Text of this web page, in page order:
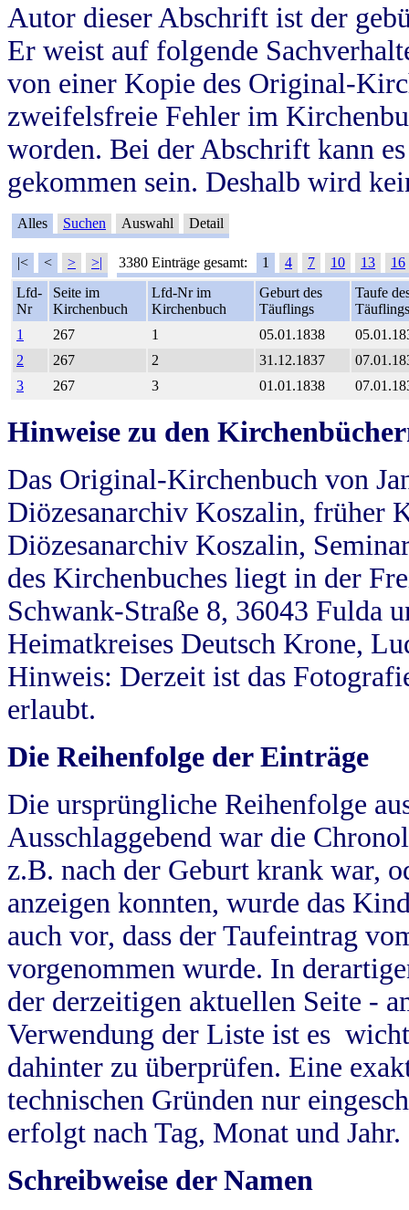
Autor dieser Abschrift ist der
Er weist auf folgende
von einer Kopie des Original-
zweifelsfreie Fehler im
worden. Bei der Abschrift kann
gekommen sein. Deshalb wird
Alles Suchen Auswahl Detail
|< < > >| 3380 Einträge gesamt: 1 4 7 10 13
16
Lfd-
Nr
Seite im
Kirchenbuch
Lfd-Nr im
Kirchenbuch
Geburt des
Täuflings
Taufe
Täuflings
1
267 1 05.01.1838
2
267 2 31.12.1837
3
267 3 01.01.1838
Hinweise zu den
Das Original-Kirchenbuch von
Diözesanarchiv Koszalin, früher
Diözesanarchiv Koszalin,
des Kirchenbuches liegt in der
Schwank-Straße 8, 36043 Fulda
Heimatkreises Deutsch Krone,
Hinweis: Derzeit ist das
erlaubt.
Die Reihenfolge der Einträge
Die ursprüngliche Reihenfolge
Ausschlaggebend war die
z.B. nach der Geburt krank war,
anzeigen konnten, wurde das
auch vor, dass der Taufeintrag
vorgenommen wurde. In
der derzeitigen aktuellen Seite -
Verwendung der Liste ist es
dahinter zu überprüfen. Eine
technischen Gründen nur
erfolgt nach Tag, Monat und Jahr.
Schreibweise der Namen